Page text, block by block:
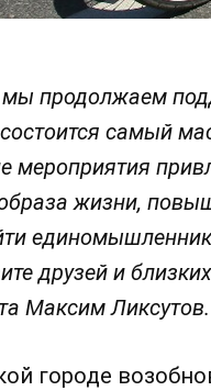
продолжаем
самый
мероприятия
жизни,
друзей и
Максим Ликсутов.
городе